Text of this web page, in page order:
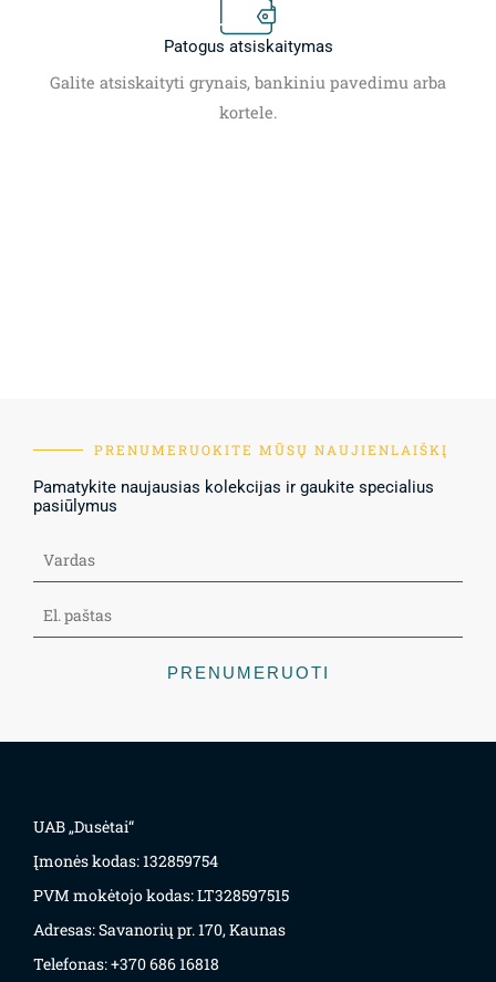
Patogus atsiskaitymas
Galite atsiskaityti grynais, bankiniu pavedimu arba
kortele.
PRENUMERUOKITE MŪSŲ NAUJIENLAIŠKĮ
Pamatykite naujausias kolekcijas ir gaukite specialius
pasiūlymus
PRENUMERUOTI
UAB „Dusėtai“
Įmonės kodas: 132859754
PVM mokėtojo kodas: LT328597515
Adresas: Savanorių pr. 170, Kaunas
Telefonas: +370 686 16818